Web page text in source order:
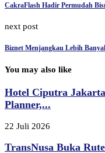
CakraFlash Hadir Permudah
next post
Biznet Menjangkau Lebih
You may also like
Hotel Ciputra
Planner,...
22 Juli 2026
TransNusa Buka